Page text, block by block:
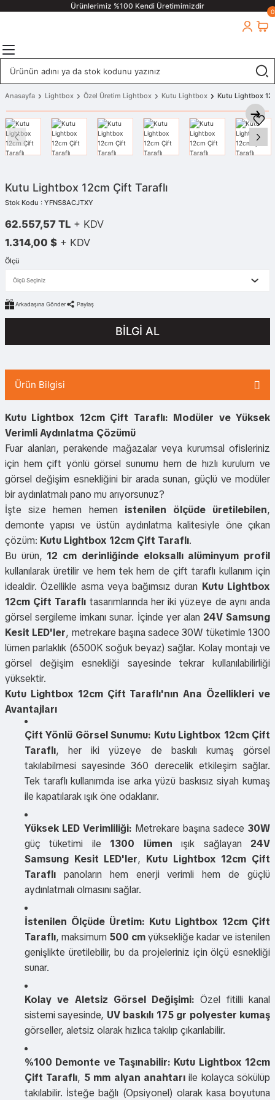
Ürünlerimiz %100 Kendi Üretimimizdir
0
Anasayfa Lightbox Özel Üretim Lightbox Kutu Lightbox Kutu Lightbox
Kutu Lightbox 12cm Çift Taraflı
Stok Kodu : YFNS8ACJTXY
62.557,57 TL + KDV
1.314,00 $ + KDV
Ölçü
Arkadaşına Gönder Paylaş
BİLGİ AL
Ürün Bilgisi
Kutu Lightbox 12cm Çift Taraflı: Modüler ve Yüksek
Verimli Aydınlatma Çözümü
Fuar alanları, perakende mağazalar veya kurumsal ofisleriniz
için hem çift yönlü görsel sunumu hem de hızlı kurulum ve
görsel değişim esnekliğini bir arada sunan, güçlü ve modüler
bir aydınlatmalı pano mu arıyorsunuz?
İşte size hemen hemen istenilen ölçüde üretilebilen,
demonte yapısı ve üstün aydınlatma kalitesiyle öne çıkan
çözüm: Kutu Lightbox 12cm Çift Taraflı.
Bu ürün, 12 cm derinliğinde eloksallı alüminyum profil
kullanılarak üretilir ve hem tek hem de çift taraflı kullanım için
idealdir. Özellikle asma veya bağımsız duran Kutu Lightbox
12cm Çift Taraflı tasarımlarında her iki yüzeye de aynı anda
görsel sergileme imkanı sunar. İçinde yer alan 24V Samsung
Kesit LED'ler, metrekare başına sadece 30W tüketimle 1300
lümen parlaklık (6500K soğuk beyaz) sağlar. Kolay montajı ve
görsel değişim esnekliği sayesinde tekrar kullanılabilirliği
yüksektir.
Kutu Lightbox 12cm Çift Taraflı'nın Ana Özellikleri ve
Avantajları
Çift Yönlü Görsel Sunumu: Kutu Lightbox 12cm Çift
Taraflı, her iki yüzeye de baskılı kumaş görsel
takılabilmesi sayesinde 360 derecelik etkileşim sağlar.
Tek taraflı kullanımda ise arka yüzü baskısız siyah kumaş
ile kapatılarak ışık öne odaklanır.
Yüksek LED Verimliliği: Metrekare başına sadece 30W
güç tüketimi ile 1300 lümen ışık sağlayan24V
Samsung Kesit LED'ler, Kutu Lightbox 12cm Çift
Taraflı panoların hem enerji verimli hem de güçlü
aydınlatmalı olmasını sağlar.
İstenilen Ölçüde Üretim: Kutu Lightbox 12cm Çift
Taraflı, maksimum 500 cmyüksekliğe kadar ve istenilen
genişlikte üretilebilir, bu da projeleriniz için ölçü esnekliği
sunar.
Kolay ve Aletsiz Görsel Değişimi: Özel fitilli kanal
sistemi sayesinde, UV baskılı 175 gr polyester kumaş
görseller, aletsiz olarak hızlıca takılıp çıkarılabilir.
%100 Demonte ve Taşınabilir: Kutu Lightbox 12cm
Çift Taraflı, 5 mm alyan anahtarıile kolayca sökülüp
takılabilir. İsteğe bağlı (Opsiyonel) olarak kasa boyutuna